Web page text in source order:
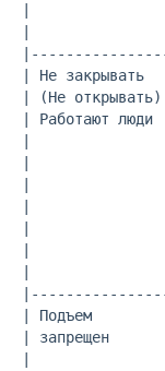
|
|
| Не
| (Не
| Работают
|
|
|
|
|
|
|
| Подъем
| запрещен
|